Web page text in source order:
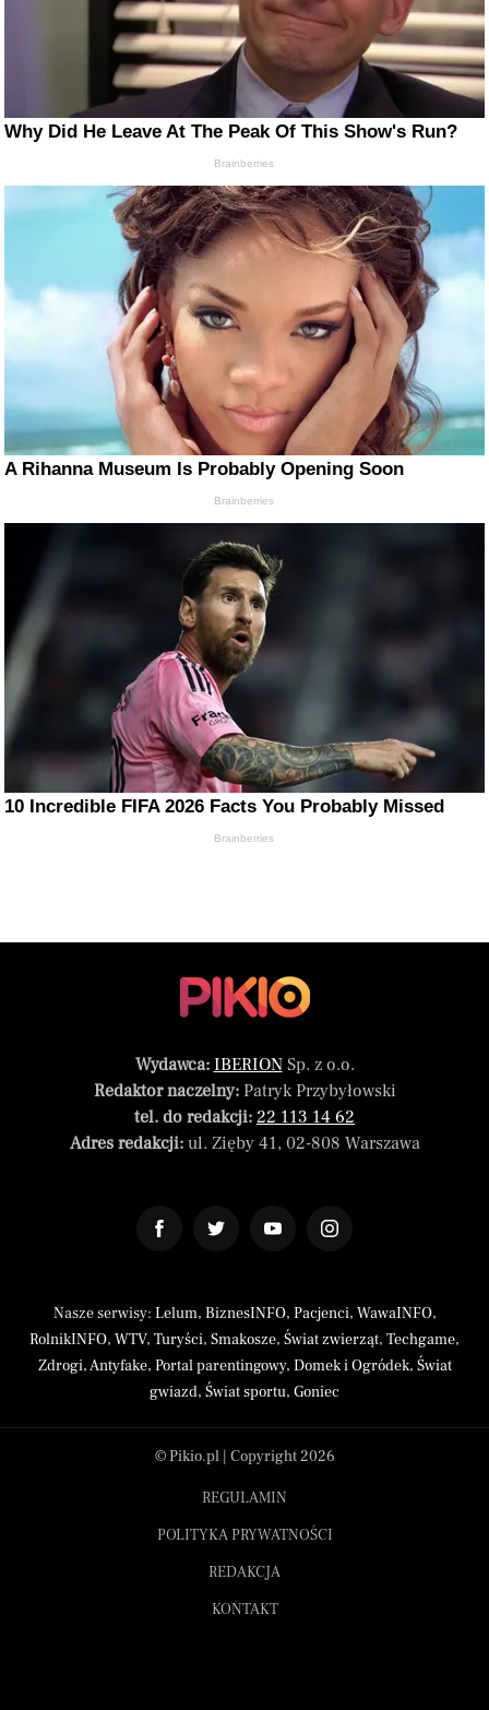
Why Did He Leave At The Peak Of This Show's Run?
Brainberries
A Rihanna Museum Is Probably Opening Soon
Brainberries
10 Incredible FIFA 2026 Facts You Probably Missed
Brainberries
Wydawca: IBERIONSp. z o.o.
Redaktor naczelny:Patryk Przybyłowski
tel. do redakcji: 22 113 14 62
Adres redakcji:ul. Zięby 41, 02-808 Warszawa
Nasze serwisy: Lelum, BiznesINFO, Pacjenci, WawaINFO,
RolnikINFO, WTV, Turyści, Smakosze, Świat zwierząt, Techgame,
Zdrogi,Antyfake, Portal parentingowy, Domek i Ogródek, Świat
gwiazd, Świat sportu, Goniec
© Pikio.pl | Copyright 2026
REGULAMIN
POLITYKA PRYWATNOŚCI
REDAKCJA
KONTAKT